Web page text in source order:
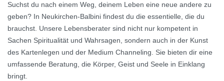
Suchst du nach einem Weg, deinem Leben eine neue andere zu
geben? In Neukirchen-Balbini findest du die essentielle, die du
brauchst. Unsere Lebensberater sind nicht nur kompetent in
Sachen Spiritualität und Wahrsagen, sondern auch in der Kunst
des Kartenlegen und der Medium Channeling. Sie bieten dir eine
umfassende Beratung, die Körper, Geist und Seele in Einklang
bringt.